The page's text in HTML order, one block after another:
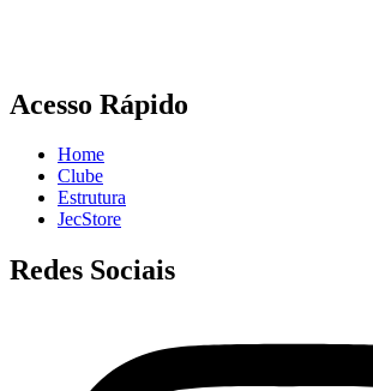
Acesso Rápido
Home
Clube
Estrutura
JecStore
Redes Sociais